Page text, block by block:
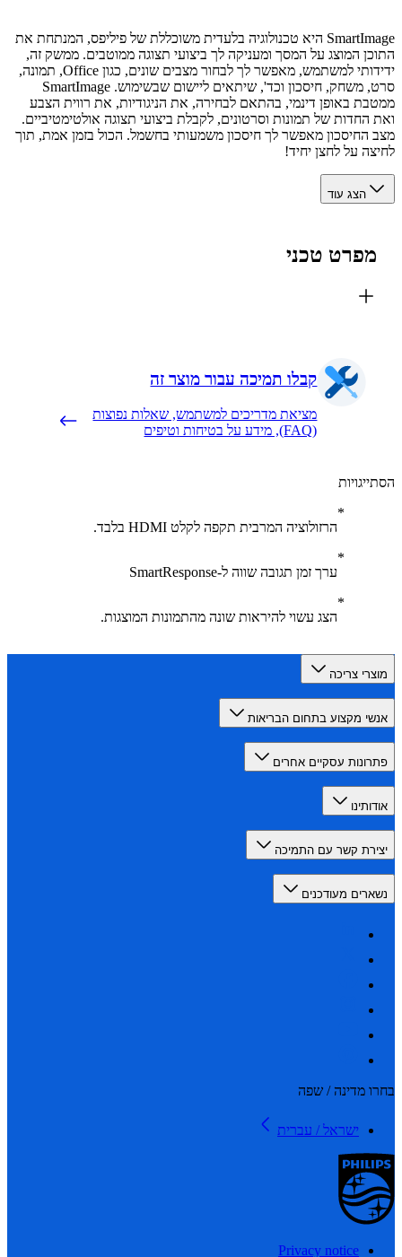
SmartImage היא טכנולוגיה בלעדית משוכללת של פיליפס, המנתחת את
המוצג על המסך ומעניקה לך ביצועי תצוגה ממוטבים. ממשק זה,
ידידותי למשתמש, מאפשר לך לבחור מצבים שונים, כגון Office, תמונה,
סרט, משחק, חיסכון וכד', שיתאים ליישום שבשימוש. SmartImage
באופן דינמי, בהתאם לבחירה, את הניגודיות, את רווית הצבע
של תמונות וסרטונים, לקבלת ביצועי תצוגה אולטימטיביים.
מאפשר לך חיסכון משמעותי בחשמל. הכול בזמן אמת, תוך
על לחצן יחיד!
הצג עוד
טכני
קבלו תמיכה עבור מוצר זה
מציאת מדריכים למשתמש, שאלות נפוצות
הרזולוציה המרבית תקפה לקלט HDMI בלבד.
ערך זמן תגובה שווה ל-SmartResponse
הצג עשוי להיראות שונה מהתמונות המוצגות.
צריכה
מקצוע בתחום הבריאות
עסקיים אחרים
קשר עם התמיכה
מעודכנים
מדינה / שפה
ישראל / עברית
Privacy notice